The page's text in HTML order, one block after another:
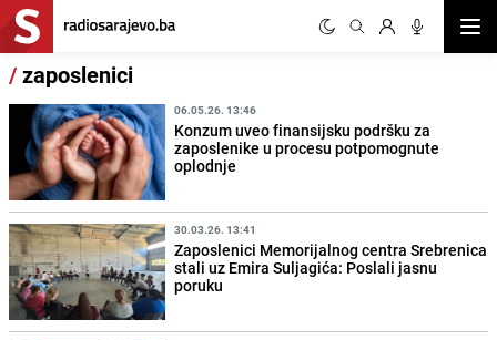
/zaposlenici
06.05.26. 13:46
Konzum uveo finansijsku podršku za
zaposlenike u procesu potpomognute
oplodnje
30.03.26. 13:41
Zaposlenici Memorijalnog centra Srebrenica
stali uz Emira Suljagića: Poslali jasnu
poruku